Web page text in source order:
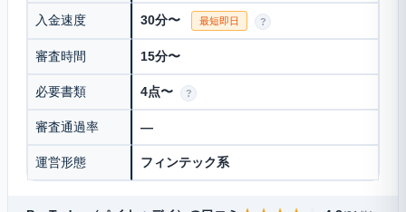
入金速度 30分〜 最短即日 ?
審査時間 15分〜
必要書類 4点〜 ?
審査通過率 —
運営形態 フィンテック系